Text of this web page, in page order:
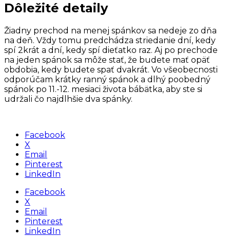
Dôležité detaily
Žiadny prechod na menej spánkov sa nedeje zo dňa
na deň. Vždy tomu predchádza striedanie dní, kedy
spí 2krát a dní, kedy spí dieťatko raz. Aj po prechode
na jeden spánok sa môže stať, že budete mať opäť
obdobia, kedy budete spať dvakrát. Vo všeobecnosti
odporúčam krátky ranný spánok a dlhý poobedný
spánok po 11.-12. mesiaci života bábätka, aby ste si
udržali čo najdlhšie dva spánky.
Facebook
X
Email
Pinterest
LinkedIn
Facebook
X
Email
Pinterest
LinkedIn